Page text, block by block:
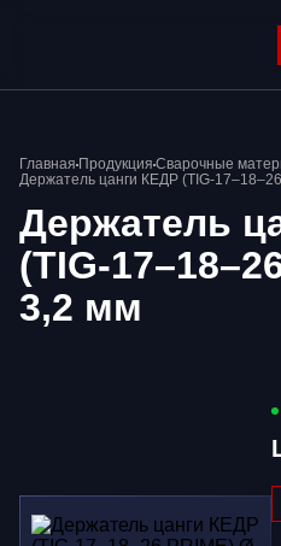
Главная Продукция Сварочные
Держатель цанги КЕДР (TIG-
Держатель
(TIG-
3,2 мм